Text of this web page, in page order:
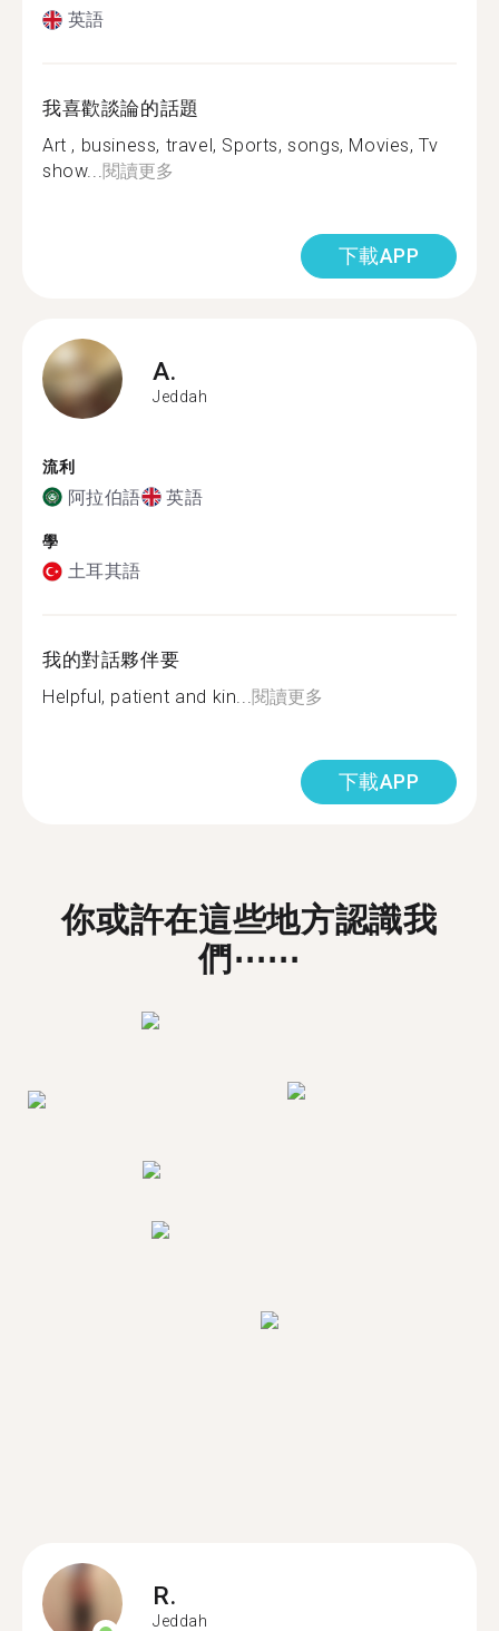
英語
我喜歡談論的話題
Art , business, travel, Sports, songs, Movies, Tv
show...閱讀更多
下載APP
A.
Jeddah
流利
阿拉伯語 英語
學
土耳其語
我的對話夥伴要
Helpful, patient and kin...閱讀更多
下載APP
你或許在這些地方認識我
們⋯⋯
R.
Jeddah